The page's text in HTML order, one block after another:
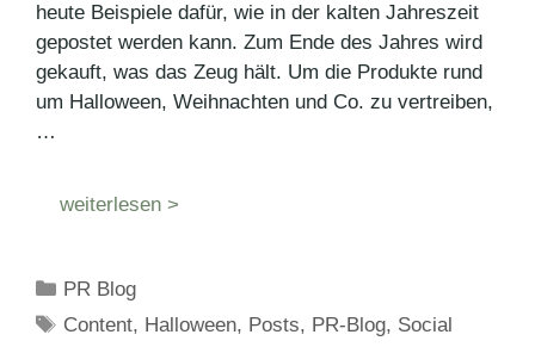
heute Beispiele dafür, wie in der kalten Jahreszeit
gepostet werden kann. Zum Ende des Jahres wird
gekauft, was das Zeug hält. Um die Produkte rund
um Halloween, Weihnachten und Co. zu vertreiben,
…
weiterlesen >
Kategorien
PR Blog
Schlagwörter
Content, Halloween, Posts, PR-Blog, Social